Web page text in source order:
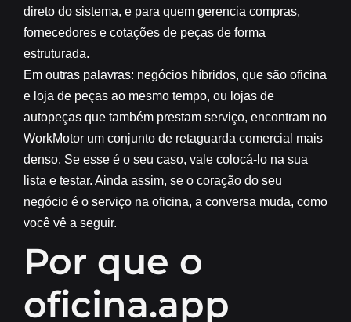
direto do sistema, e para quem gerencia compras,
fornecedores e cotações de peças de forma
estruturada.
Em outras palavras: negócios híbridos, que são oficina
e loja de peças ao mesmo tempo, ou lojas de
autopeças que também prestam serviço, encontram no
WorkMotor um conjunto de retaguarda comercial mais
denso. Se esse é o seu caso, vale colocá-lo na sua
lista e testar. Ainda assim, se o coração do seu
negócio é o serviço na oficina, a conversa muda, como
você vê a seguir.
Por que o
oficina.app